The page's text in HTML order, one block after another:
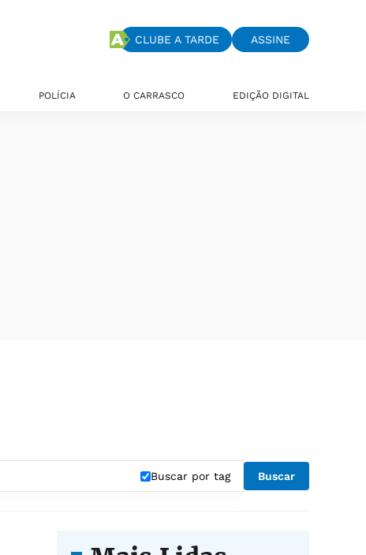
CLUBE A TARDE ASSINE
POLÍCIA O CARRASCO EDIÇÃO DIGITAL
Buscar por tag Buscar